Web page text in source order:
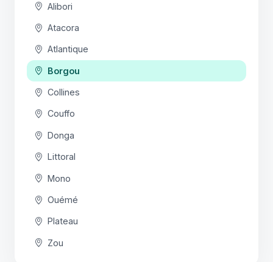
Alibori
Atacora
Atlantique
Borgou
Collines
Couffo
Donga
Littoral
Mono
Ouémé
Plateau
Zou